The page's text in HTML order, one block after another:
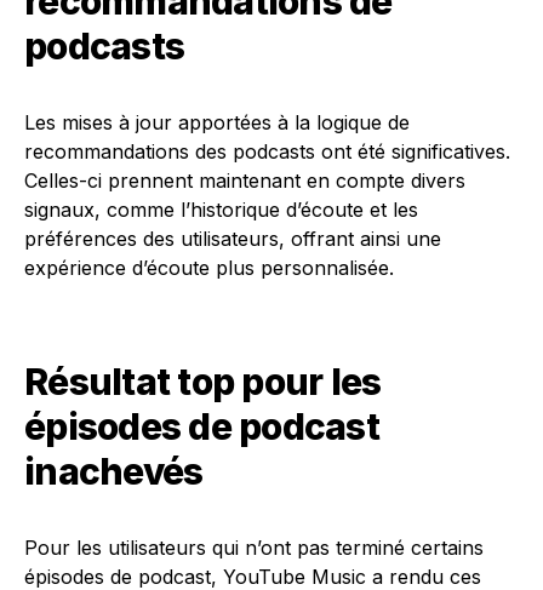
podcasts
Les mises à jour apportées à la logique de
recommandations des podcasts ont été significatives.
Celles-ci prennent maintenant en compte divers
signaux, comme l’historique d’écoute et les
préférences des utilisateurs, offrant ainsi une
expérience d’écoute plus personnalisée.
Résultat top pour les
épisodes de podcast
inachevés
Pour les utilisateurs qui n’ont pas terminé certains
épisodes de podcast, YouTube Music a rendu ces